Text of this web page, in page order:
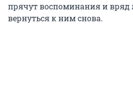
прячут воспоминания и вряд
вернуться к ним снова.